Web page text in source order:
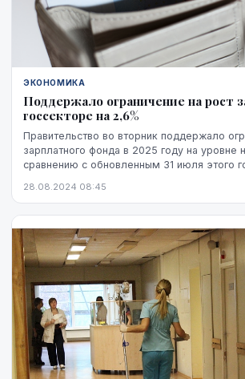
ЭКОНОМИКА
Поддержало ограничение на рост
госсекторе на 2,6%
Правительство во вторник поддержало
зарплатного фонда в 2025 году на уровне
сравнению с обновленным 31 июля этого
28.08.2024 08:45